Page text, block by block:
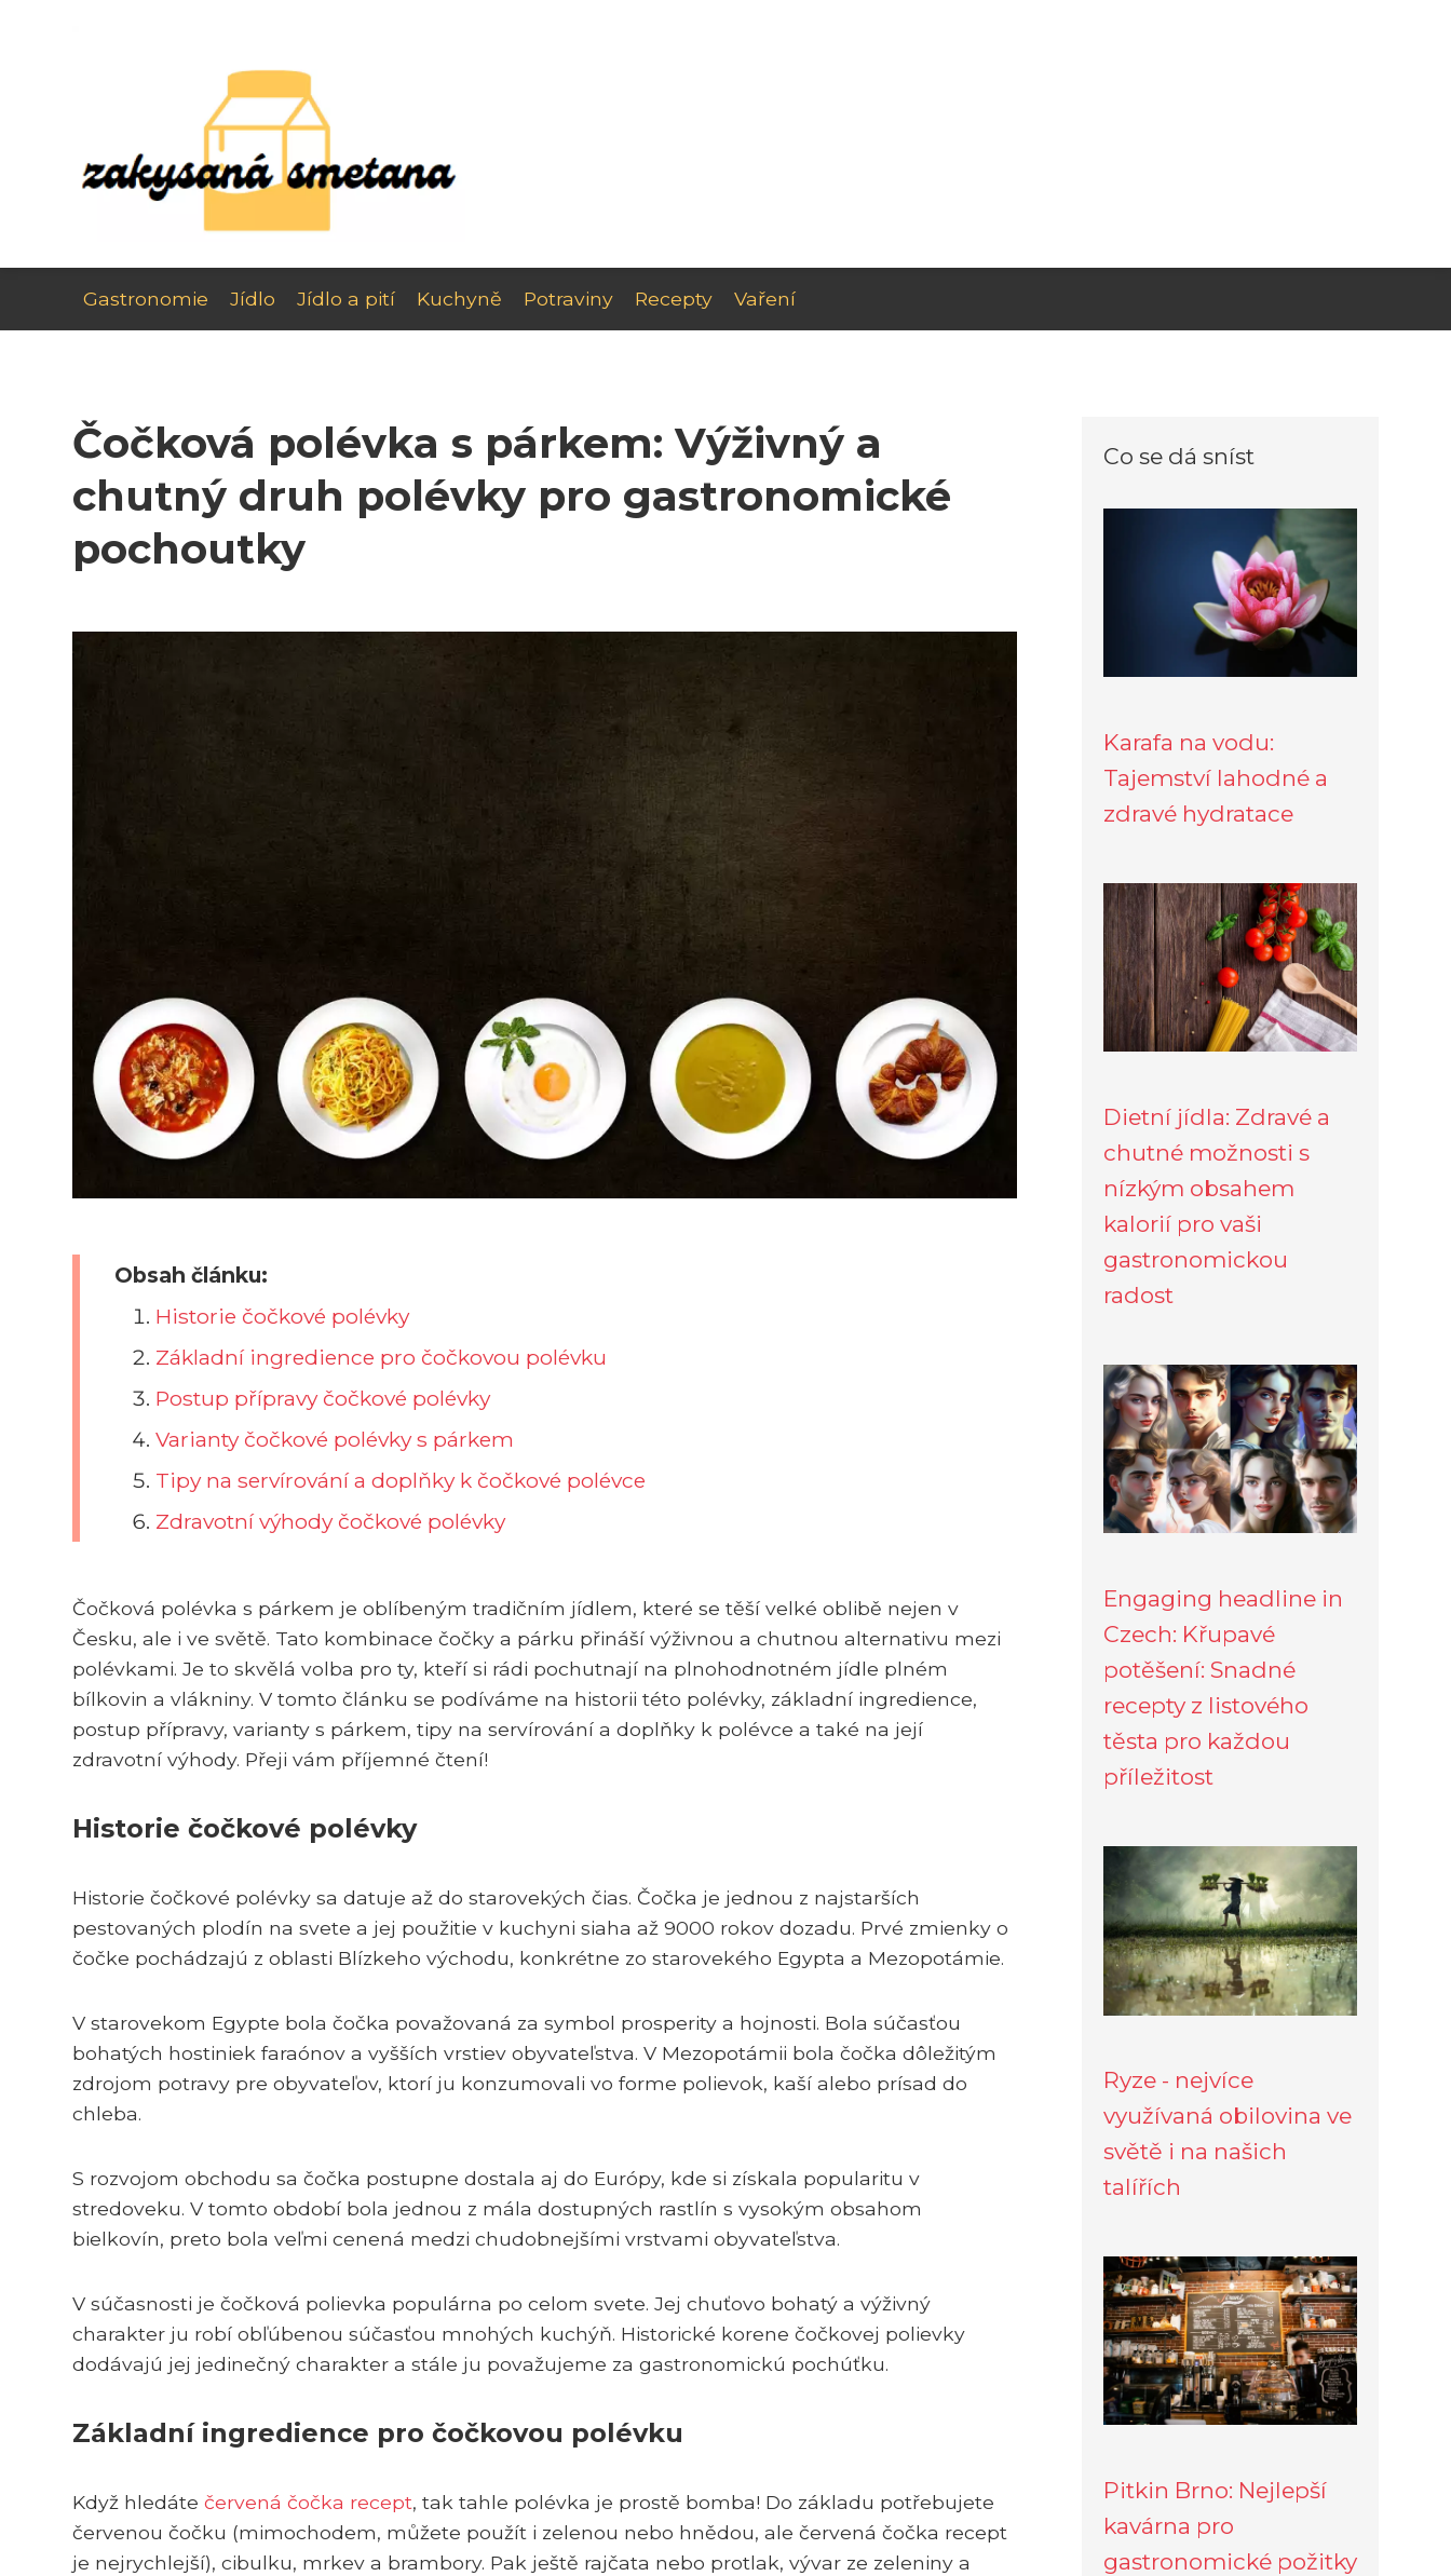
Gastronomie Jídlo Jídlo a pití Kuchyně Potraviny Recepty Vaření
Čočková polévka s párkem: Výživný a
chutný druh polévky pro gastronomické
pochoutky
Obsah článku:
Historie čočkové polévky
Základní ingredience pro čočkovou polévku
Postup přípravy čočkové polévky
Varianty čočkové polévky s párkem
Tipy na servírování a doplňky k čočkové polévce
Zdravotní výhody čočkové polévky
Čočková polévka s párkem je oblíbeným tradičním jídlem, které se těší velké oblibě nejen v
Česku, ale i ve světě. Tato kombinace čočky a párku přináší výživnou a chutnou alternativu mezi
polévkami. Je to skvělá volba pro ty, kteří si rádi pochutnají na plnohodnotném jídle plném
bílkovin a vlákniny. V tomto článku se podíváme na historii této polévky, základní ingredience,
postup přípravy, varianty s párkem, tipy na servírování a doplňky k polévce a také na její
zdravotní výhody. Přeji vám příjemné čtení!
Historie čočkové polévky
Historie čočkové polévky sa datuje až do starovekých čias. Čočka je jednou z najstarších
pestovaných plodín na svete a jej použitie v kuchyni siaha až 9000 rokov dozadu. Prvé zmienky o
čočke pochádzajú z oblasti Blízkeho východu, konkrétne zo starovekého Egypta a Mezopotámie.
V starovekom Egypte bola čočka považovaná za symbol prosperity a hojnosti. Bola súčasťou
bohatých hostiniek faraónov a vyšších vrstiev obyvateľstva. V Mezopotámii bola čočka dôležitým
zdrojom potravy pre obyvateľov, ktorí ju konzumovali vo forme polievok, kaší alebo prísad do
chleba.
S rozvojom obchodu sa čočka postupne dostala aj do Európy, kde si získala popularitu v
stredoveku. V tomto období bola jednou z mála dostupných rastlín s vysokým obsahom
bielkovín, preto bola veľmi cenená medzi chudobnejšími vrstvami obyvateľstva.
V súčasnosti je čočková polievka populárna po celom svete. Jej chuťovo bohatý a výživný
charakter ju robí obľúbenou súčasťou mnohých kuchýň. Historické korene čočkovej polievky
dodávajú jej jedinečný charakter a stále ju považujeme za gastronomickú pochúťku.
Základní ingredience pro čočkovou polévku
Když hledáte červená čočka recept, tak tahle polévka je prostě bomba! Do základu potřebujete
červenou čočku (mimochodem, můžete použít i zelenou nebo hnědou, ale červená čočka recept
je nejrychlejší), cibulku, mrkev a brambory. Pak ještě rajčata nebo protlak, vývar ze zeleniny a
Co se dá sníst
Karafa na vodu:
Tajemství lahodné a
zdravé hydratace
Dietní jídla: Zdravé a
chutné možnosti s
nízkým obsahem
kalorií pro vaši
gastronomickou
radost
Engaging headline in
Czech: Křupavé
potěšení: Snadné
recepty z listového
těsta pro každou
příležitost
Ryze - nejvíce
využívaná obilovina ve
světě i na našich
talířích
Pitkin Brno: Nejlepší
kavárna pro
gastronomické požitky